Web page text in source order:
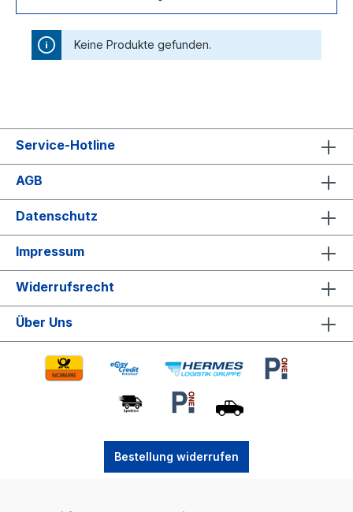
Keine Produkte gefunden.
Service-Hotline
AGB
Datenschutz
Impressum
Widerrufsrecht
Über Uns
Bestellung widerrufen